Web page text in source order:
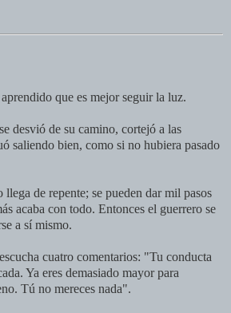
que es mejor seguir la luz.
desvió de su camino, cortejó a las
saliendo bien, como si no hubiera pasado
llega de repente; se pueden dar mil pasos
acaba con todo. Entonces el guerrero se
a sí mismo.
cuatro comentarios: "Tu conducta
Ya eres demasiado mayor para
Tú no mereces nada".